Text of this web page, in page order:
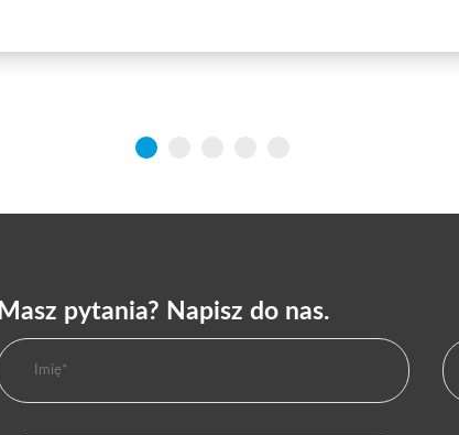
Masz pytania? Napisz do nas.